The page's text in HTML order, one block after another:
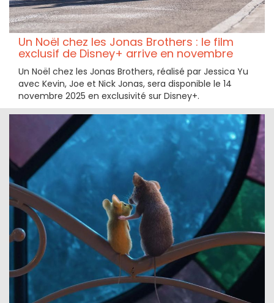
Un Noël chez les Jonas Brothers : le film
exclusif de Disney+ arrive en novembre
Un Noël chez les Jonas Brothers, réalisé par Jessica Yu
avec Kevin, Joe et Nick Jonas, sera disponible le 14
novembre 2025 en exclusivité sur Disney+.